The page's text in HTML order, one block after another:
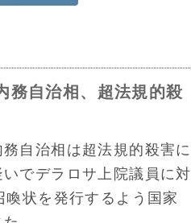
自治相、超法規的殺
自治相は超法規的殺害に
でデラロサ上院議員に対
喚状を発行するよう国家